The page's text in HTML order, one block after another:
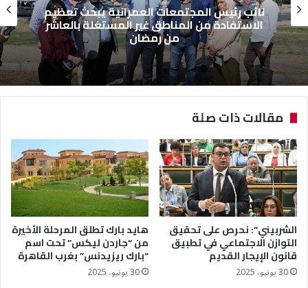
نائب رئيس المجتمعات العمرانية يبحث تعظيم
الاستفادة من المناطق غير المستغلة بالعاشر
من رمضان
مقالات ذات صلة
الشربيني”: نحرص على تحقيق
التوازن الاجتماعي في تطبيق
قانون الإيجار القديم
30 يونيو، 2025
هايد بارك تطلق المرحلة الأخيرة
من “جاردن ليكس” تحت اسم
“بارك ريزيدنس” بغرب القاهرة
30 يونيو، 2025